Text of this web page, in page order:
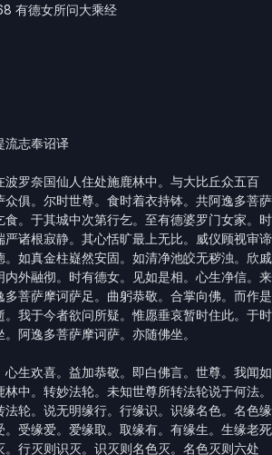
有德女所问大乘经
志奉诏译
罗奈国仙人住处施鹿林中。与大比丘众五百
众俱。尔时世尊。食时着衣持钵。共阿逸多菩萨
食。于其城中次第行乞。至有德婆罗门女家。时
诸根寂静。其心恬旷最上无比。威仪顾视审谛
。如真金柱嶷然安固。如清净池皎无秽浊。欣戚
外融彻。时有德女。见如是相。心生净信。来
菩萨摩诃萨足。曲躬恭敬。合掌向佛。而作是
我于今者欲问所疑。惟愿垂哀暂时住此。于时
阿逸多菩萨摩诃萨。亦随佛坐。
生欢喜。益加恭敬。即白佛言。世尊。我闻如
中。转妙法轮。未知世尊所转法轮说于何法。
轮。说无明缘行。行缘识。识缘名色。名色缘
受缘爱。爱缘取。取缘有。有缘生。生缘老死
行灭则识灭。识灭则名色灭。名色灭则六处